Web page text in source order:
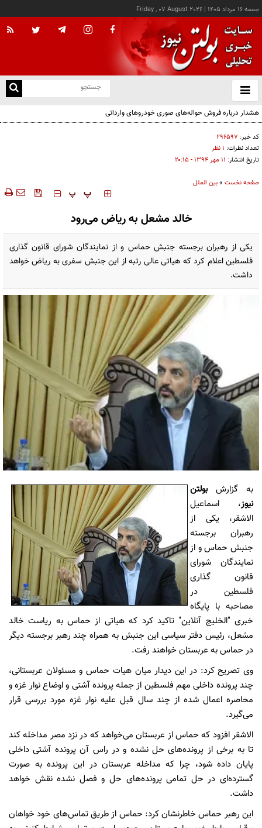
جمعه ۱۶ مرداد ۱۴۰۵ |
Friday , 07 August 2026
باز
و
هشدار درباره فروش حواله‌های صوری خودروهای وارداتی
کد خبر: ۲۹۶۵۹۷
تعداد نظرات: ۱ نظر
تاریخ انتشار: ۱۱ مهر ۱۳۹۴ - ۲۰:۱۵
صفحه نخست »بین الملل
‍‍‍ پ پ
خالد مشعل به ریاض می‌رود
یکی از رهبران برجسته جنبش حماس و از نمایندگان شورای قانون گذاری
فلسطین اعلام کرد که هیاتی عالی رتبه از این جنبش سفری به ریاض خواهد
داشت.
به گزارشبولتن
نیوز، اسماعیل
الاشقر، یکی از
رهبران برجسته
جنبش حماس و از
نمایندگان شورای
قانون گذاری
فلسطین در
مصاحبه با پایگاه
خبری "الخلیج آنلاین" تاکید کرد که هیاتی از حماس به ریاست خالد
مشعل، رئیس دفتر سیاسی این جنبش به همراه چند رهبر برجسته دیگر
در حماس به عربستان خواهند رفت.
وی تصریح کرد: در این دیدار میان هیات حماس و مسئولان عربستانی،
چند پرونده داخلی مهم فلسطین از جمله پرونده آشتی و اوضاع نوار غزه و
محاصره اعمال شده از چند سال قبل علیه نوار غزه مورد بررسی قرار
می‌گیرد.
الاشقر افزود که حماس از عربستان می‌خواهد که در نزد مصر مداخله کند
تا به برخی از پرونده‌های حل نشده و در راس آن پرونده آشتی داخلی
پایان داده شود، چرا که مداخله عربستان در این پرونده به صورت
گسترده‌ای در حل تمامی پرونده‌های حل و فصل نشده نقش خواهد
داشت.
این رهبر حماس خاطرنشان کرد: حماس از طریق تماس‌های خود خواهان